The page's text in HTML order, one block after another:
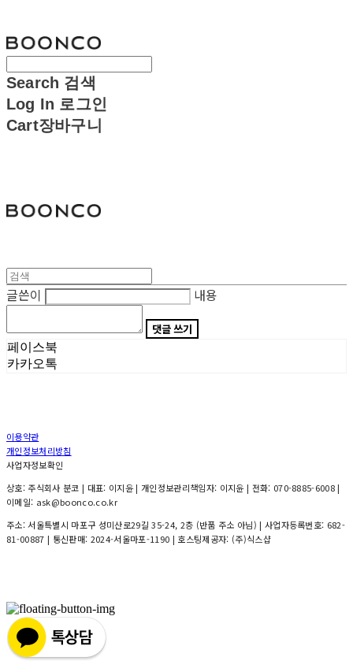
Search 검색
Log In 로그인
Cart장바구니
글쓴이 내용
댓글 쓰기
페이스북
카카오톡
이용약관
개인정보처리방침
사업자정보확인
상호: 주식회사 분코 | 대표: 이지윤 | 개인정보관리책임자: 이지윤 | 전화: 070-8885-6008 |
이메일: ask@boonco.co.kr
주소: 서울특별시 마포구 성미산로29길 35-24, 2층 (반품 주소 아님) | 사업자등록번호: 682-
81-00887 | 통신판매: 2024-서울마포-1190 | 호스팅제공자: (주)식스샵